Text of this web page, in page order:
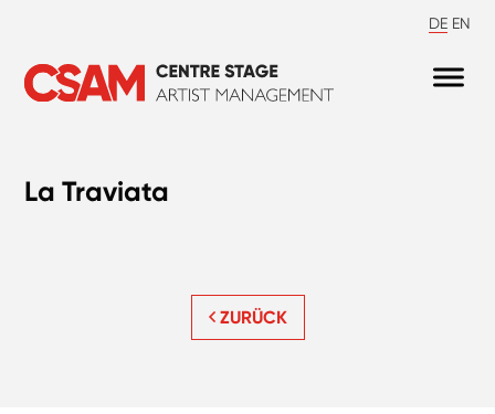
DE EN
La Traviata
ZURÜCK